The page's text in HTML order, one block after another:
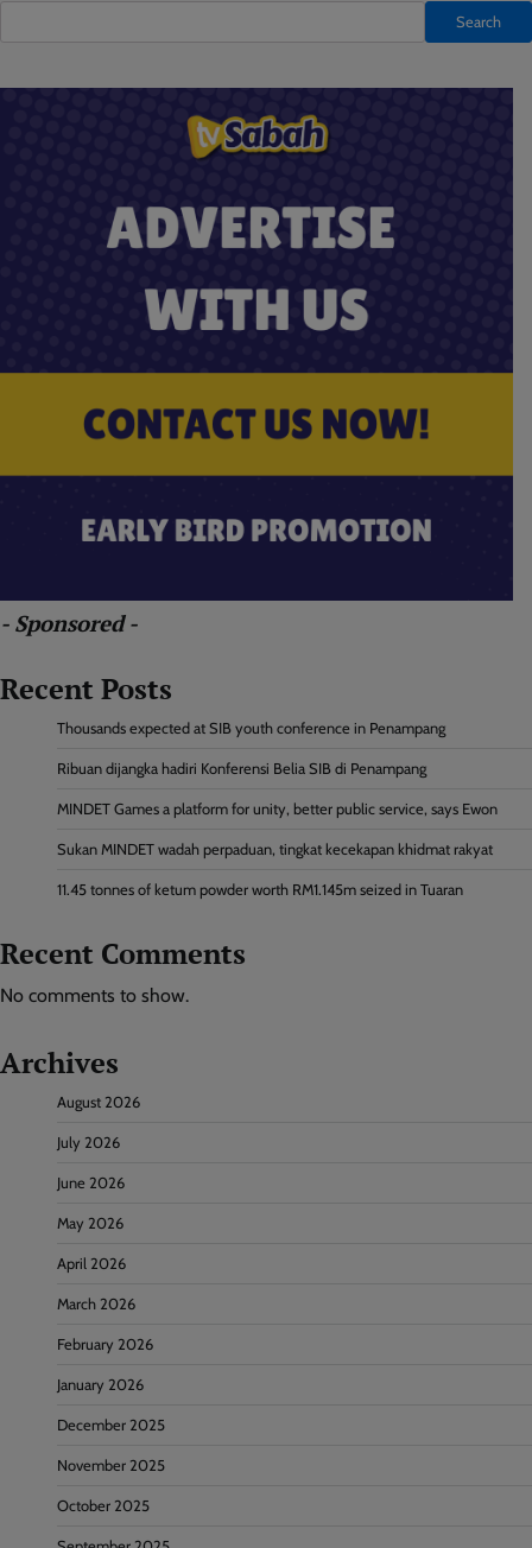
Search
- Sponsored -
Recent Posts
Thousands expected at SIB youth conference in Penampang
Ribuan dijangka hadiri Konferensi Belia SIB di Penampang
MINDET Games a platform for unity, better public service, says Ewon
Sukan MINDET wadah perpaduan, tingkat kecekapan khidmat rakyat
11.45 tonnes of ketum powder worth RM1.145m seized in Tuaran
Recent Comments
No comments to show.
Archives
August 2026
July 2026
June 2026
May 2026
April 2026
March 2026
February 2026
January 2026
December 2025
November 2025
October 2025